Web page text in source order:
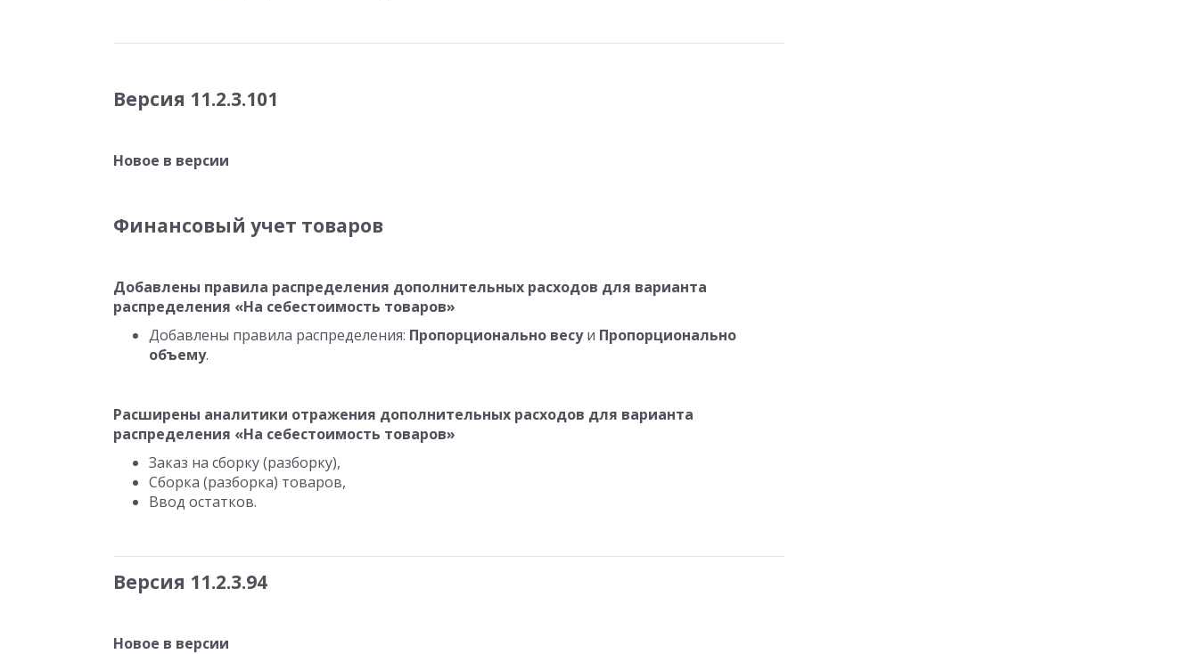
Версия 11.2.3.101
Новое в версии
Финансовый учет товаров
Добавлены правила распределения дополнительных расходов для варианта
распределения «На себестоимость товаров»
Добавлены правила распределения: Пропорционально весуи Пропорционально
объему.
Расширены аналитики отражения дополнительных расходов для варианта
распределения «На себестоимость товаров»
Заказ на сборку (разборку),
Сборка (разборка) товаров,
Ввод остатков.
Версия 11.2.3.94
Новое в версии